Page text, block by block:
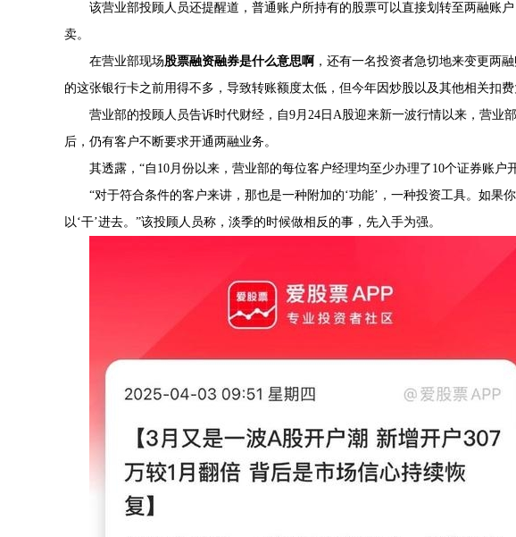
该营业部投顾人员还提醒道，普通账户所持有的股票可以直接划转至两融账
卖。
在营业部现场股票融资融券是什么意思啊 ，还有一名投资者急切地来变更两
的这张银行卡之前用得不多，导致转账额度太低，但今年因炒股以及其他相关扣
营业部的投顾人员告诉时代财经，自9月24日A股迎来新一波行情以来，营业
后，仍有客户不断要求开通两融业务。
其透露，“自10月份以来，营业部的每位客户经理均至少办理了10个证券账
“对于符合条件的客户来讲，那也是一种附加的‘功能’，一种投资工具。如果
以‘干’进去。”该投顾人员称，淡季的时候做相反的事，先入手为强。